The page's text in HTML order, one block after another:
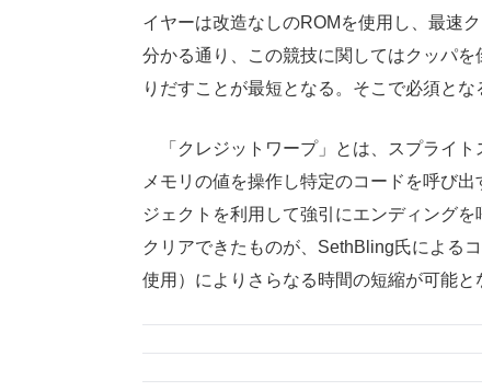
イヤーは改造なしのROMを使用し、最速
分かる通り、この競技に関してはクッパ
りだすことが最短となる。そこで必須とな
「クレジットワープ」とは、スプライト
メモリの値を操作し特定のコードを呼び
ジェクトを利用して強引にエンディング
クリアできたものが、SethBling氏による
使用）によりさらなる時間の短縮が可能と